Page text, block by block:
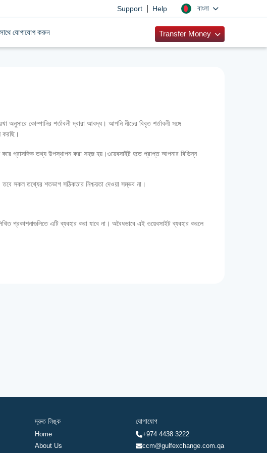
Support Help বাংলা
যোগাযোগ করুন Transfer Money
কোম্পানির শর্তাবলী দ্বারা আবদ্ধ। আপনি নীচের বিবৃত শর্তাবলী সঙ্গে
করছি।
করে প্রাসঙ্গিক তথ্য উপস্থাপন করা সহজ হয়।ওয়েবসাইট হতে প্রাপ্ত আপনার বিভিন্ন
সকল তথ্যের শতভাগ সঠিকতার নিশ্চয়তা দেওয়া সম্ভব না।
প্রকাশনাগুলিতে এটি ব্যবহার করা যাবে না। অবৈধভাবে এই ওয়েবসাইট ব্যবহার করলে
দ্রুত লিঙ্ক
Home
About Us
যোগাযোগ
+974 4438 3222
ccm@gulfexchange.com.qa